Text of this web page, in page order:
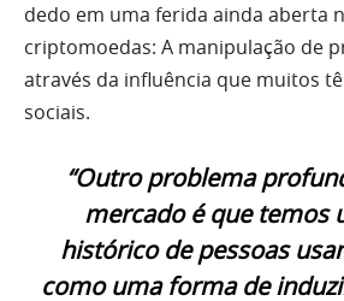
dedo em uma ferida ainda aberta
criptomoedas: A manipulação de
através da influência que muitos
sociais.
“Outro problema
mercado é que temos
histórico de pessoas
como uma forma de